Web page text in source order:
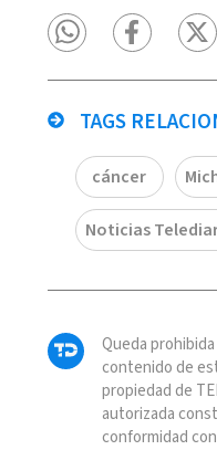
TAGS
cáncer
Noticias
Queda
contenido de
propiedad de
autorizada
conformidad